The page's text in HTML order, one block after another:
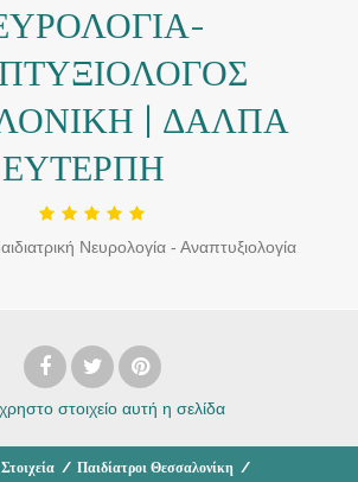
| ΔΑΛΠΑ
ΕΥΤΕΡΠΗ
Νευρολογία - Αναπτυξιολογία
στοιχείο αυτή η σελίδα
Στοιχεία / Παιδίατροι Θεσσαλονίκη /